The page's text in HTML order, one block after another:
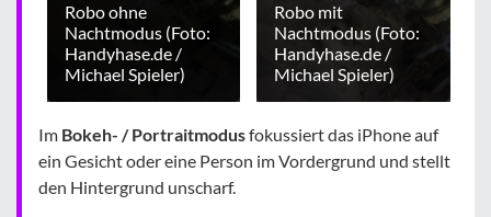
Robo ohne
Nachtmodus (Foto:
Handyhase.de /
Michael Spieler)
Robo mit
Nachtmodus (Foto:
Handyhase.de /
Michael Spieler)
Im Bokeh- / Portraitmodusfokussiert das iPhone auf
ein Gesicht oder eine Person im Vordergrund und stellt
den Hintergrund unscharf.